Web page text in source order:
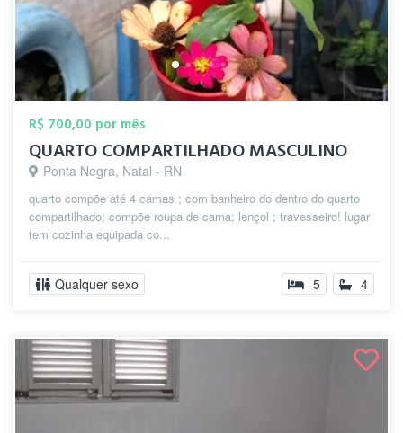
R$ 700,00 por mês
QUARTO COMPARTILHADO MASCULINO
Ponta Negra, Natal - RN
quarto compõe até 4 camas ; com banheiro do dentro do quarto
compartilhado; compõe roupa de cama; lençol ; travesseiro! lugar
tem cozinha equipada co...
Qualquer sexo 5 4